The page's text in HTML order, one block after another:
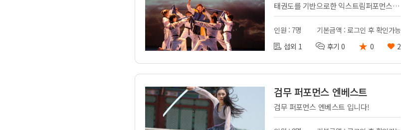
태권도를 기반으로한 익스트림퍼포먼스 팀
인원 : 7명
기본금액 : 로그인 후 확인가능
섭외 1
후기 0 ★ 0 2
검무 퍼포먼스 엔베스트
검무 퍼포먼스 엔베스트 입니다!